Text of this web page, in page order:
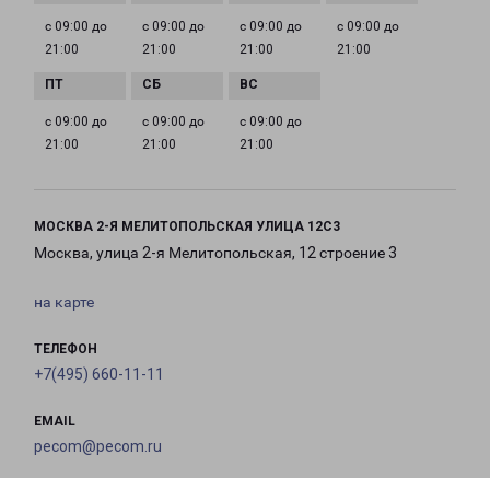
с 09:00 до
21:00
с 09:00 до
21:00
с 09:00 до
21:00
с 09:00 до
21:00
с 09:00 до
21:00
с 09:00 до
21:00
с 09:00 до
21:00
МОСКВА 2-Я МЕЛИТОПОЛЬСКАЯ УЛИЦА 12С3
Москва, улица 2-я Мелитопольская, 12 строение 3
на карте
ТЕЛЕФОН
+7(495) 660-11-11
EMAIL
pecom@pecom.ru